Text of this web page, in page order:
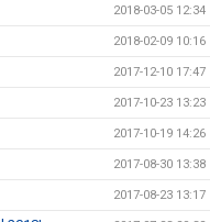
2018-03-05 12:34
2018-02-09 10:16
2017-12-10 17:47
2017-10-23 13:23
2017-10-19 14:26
2017-08-30 13:38
2017-08-23 13:17